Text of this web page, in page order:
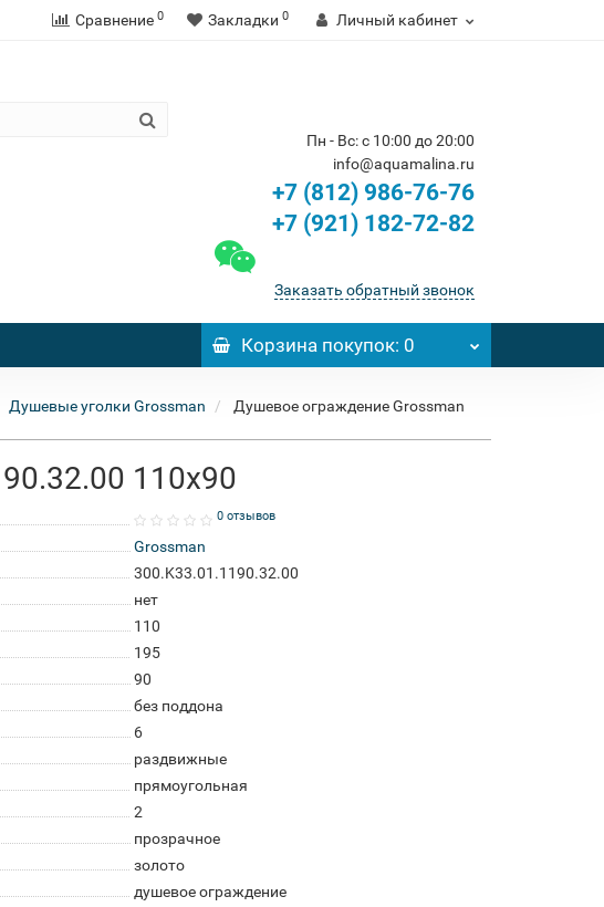
Сравнение 0 Закладки 0 Личный кабинет
Пн - Вс: с 10:00 до 20:00
info@aquamalina.ru
+7 (812) 986-76-76
+7 (921) 182-72-82
Заказать обратный звонок
Корзинапокупок: 0
Душевые уголки Grossman
Душевое ограждение Grossman
110x90
0 отзывов
Grossman
300.K33.01.1190.32.00
нет
110
195
90
без поддона
6
раздвижные
прямоугольная
2
прозрачное
золото
душевое ограждение